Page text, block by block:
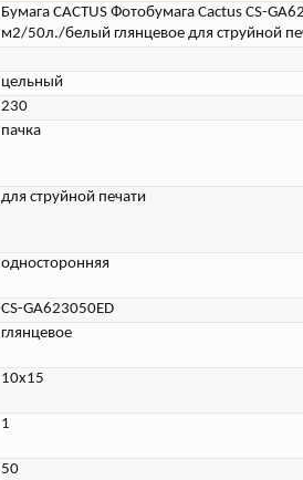
Бумага CACTUS Фотобумага Cactus CS-
м2/50л./белый глянцевое для струйной
цельный
230
пачка
для струйной печати
односторонняя
CS-GA623050ED
глянцевое
10x15
1
50